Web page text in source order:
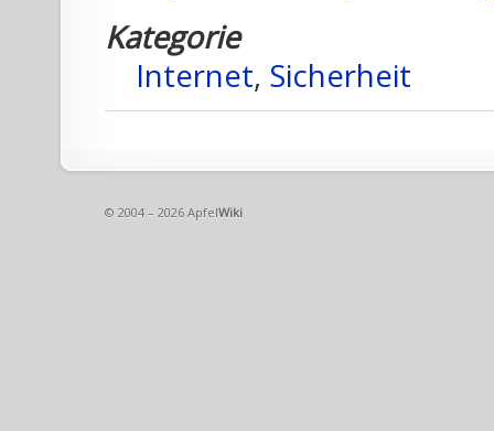
Kategorie
Internet, Sicherheit
© 2004 – 2026 ApfelWiki